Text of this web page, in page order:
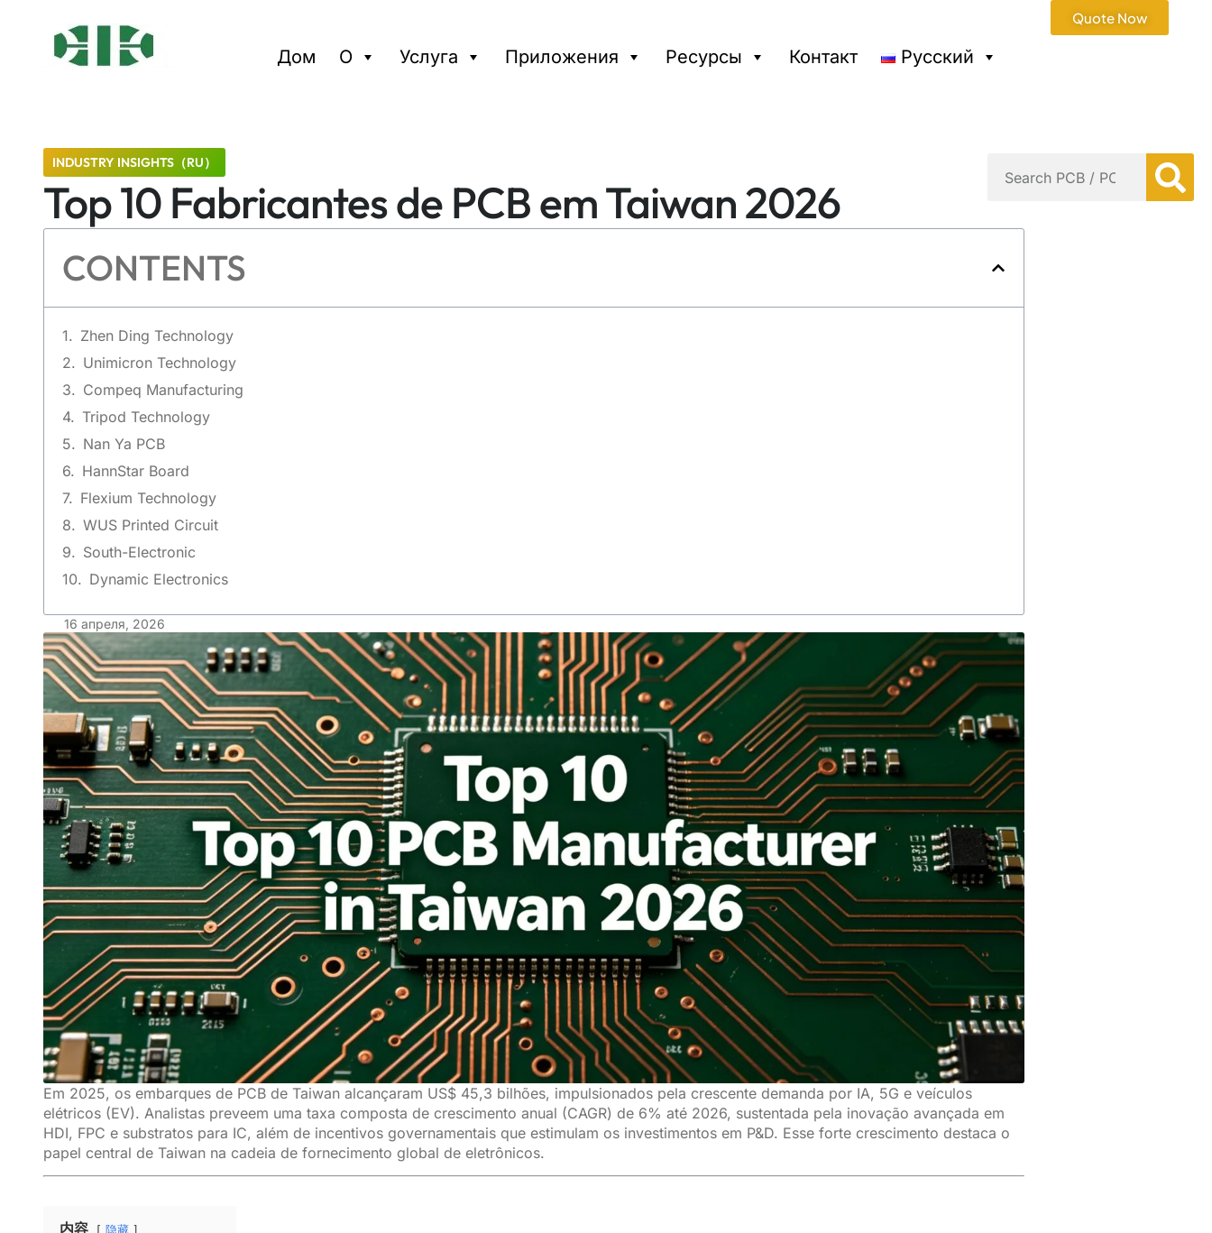
Дом О Услуга Приложения Ресурсы Контакт Русский
Quote Now
INDUSTRY INSIGHTS（RU）
Top 10 Fabricantes de PCB em Taiwan 2026
CONTENTS
Zhen Ding Technology
Unimicron Technology
Compeq Manufacturing
Tripod Technology
Nan Ya PCB
HannStar Board
Flexium Technology
WUS Printed Circuit
South-Electronic
Dynamic Electronics
16 апреля, 2026
Em 2025, os embarques de PCB de Taiwan alcançaram US$ 45,3 bilhões, impulsionados pela crescente demanda por IA, 5G e veículos
elétricos (EV). Analistas preveem uma taxa composta de crescimento anual (CAGR) de 6% até 2026, sustentada pela inovação avançada em
HDI, FPC e substratos para IC, além de incentivos governamentais que estimulam os investimentos em P&D. Esse forte crescimento destaca o
papel central de Taiwan na cadeia de fornecimento global de eletrônicos.
内容 隐藏